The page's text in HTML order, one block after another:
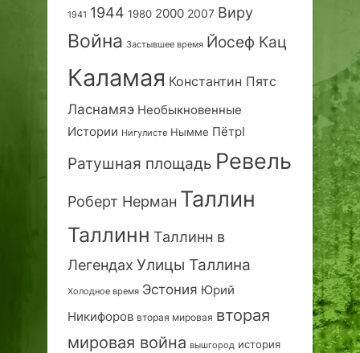
1941 1944 1980 2000 2007 Виру
Война Застывшее время Йосеф Кац
Каламая Константин Пятс
Ласнамяэ Необыкновенные
Истории Нигулисте Нымме ПётрI
Ратушная площадь Ревель
Роберт Нерман Таллин
Таллинн Таллинн в
Легендах Улицы Таллина
Холодное время Эстония Юрий
Никифоров вторая мировая вторая
мировая война вышгород история